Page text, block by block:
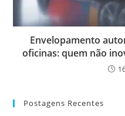
Envelopamento
oficinas: quem não
Postagens Recentes